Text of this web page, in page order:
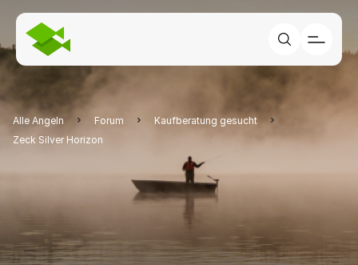
Alle Angeln Forum
Kaufberatung gesucht
Zeck Silver Horizon